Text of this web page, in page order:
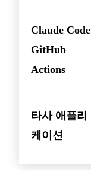
Claude Code
GitHub
Actions
타사 애플리
케이션